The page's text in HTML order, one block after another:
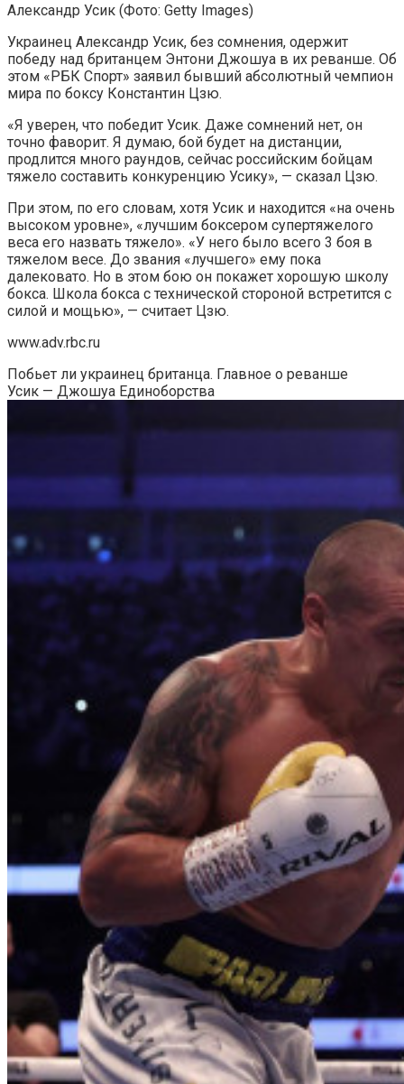
Александр Усик (Фото: Getty Images)
Украинец Александр Усик, без сомнения, одержит
победу над британцем Энтони Джошуа в их реванше. Об
этом «РБК Спорт» заявил бывший абсолютный чемпион
мира по боксу Константин Цзю.
«Я уверен, что победит Усик. Даже сомнений нет, он
точно фаворит. Я думаю, бой будет на дистанции,
продлится много раундов, сейчас российским бойцам
тяжело составить конкуренцию Усику», — сказал Цзю.
При этом, по его словам, хотя Усик и находится «на очень
высоком уровне», «лучшим боксером супертяжелого
веса его назвать тяжело». «У него было всего 3 боя в
тяжелом весе. До звания «лучшего» ему пока
далековато. Но в этом бою он покажет хорошую школу
бокса. Школа бокса с технической стороной встретится с
силой и мощью», — считает Цзю.
www.adv.rbc.ru
Побьет ли украинец британца. Главное о реванше
Усик — Джошуа Единоборства